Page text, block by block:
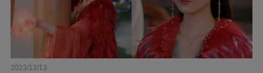
2023/12/13